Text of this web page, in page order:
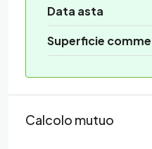
Data asta
Superficie
Calcolo mutuo